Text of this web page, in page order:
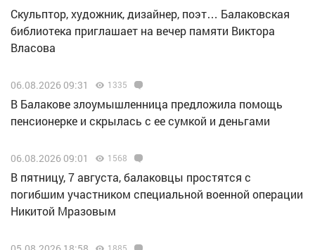
Скульптор, художник, дизайнер, поэт… Балаковская
библиотека приглашает на вечер памяти Виктора
Власова
06.08.2026 09:31 1335
В Балакове злоумышленница предложила помощь
пенсионерке и скрылась с ее сумкой и деньгами
06.08.2026 09:01 1568
В пятницу, 7 августа, балаковцы простятся с
погибшим участником специальной военной операции
Никитой Мразовым
1885